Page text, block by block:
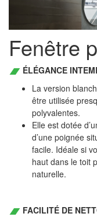
Fenêtre
ÉLÉGANCE
La version
être utilisée
polyvalentes.
Elle est dotée
d’une poignée
facile. Idéale si
haut dans le toit
naturelle.
FACILITÉ DE